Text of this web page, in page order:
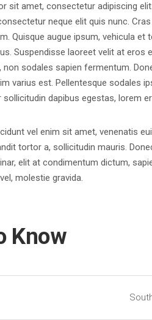
sit amet, consectetur adipiscing
neque elit quis nunc.
Quisque augue ipsum, vehicula
Suspendisse laoreet velit at eros
non sodales sapien fermentum.
varius est. Pellentesque sodales
dapibus egestas, lorem
vel enim sit amet, venenatis
tortor a, sollicitudin mauris.
elit at condimentum dictum,
molestie gravida.
Know